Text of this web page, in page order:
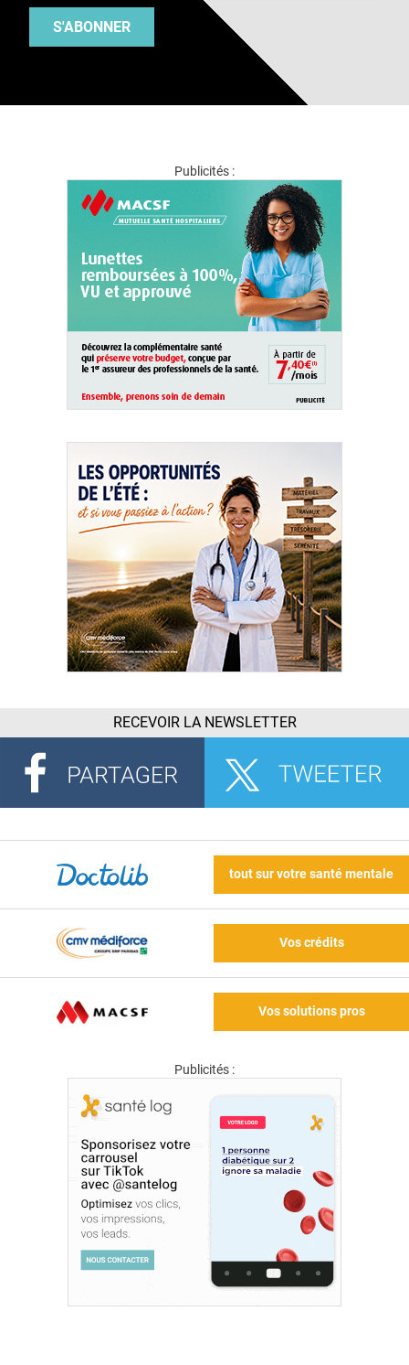
S'ABONNER
Publicités :
RECEVOIR LA NEWSLETTER
tout sur votre santé mentale
Vos crédits
Vos solutions pros
Publicités :